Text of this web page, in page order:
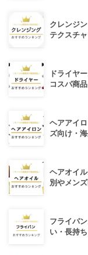
クレンジ
テクスチ
ドライヤ
コスパ商品
ヘアアイ
ズ向け・
ヘアオイ
別やメンズ
フライパ
い・長持